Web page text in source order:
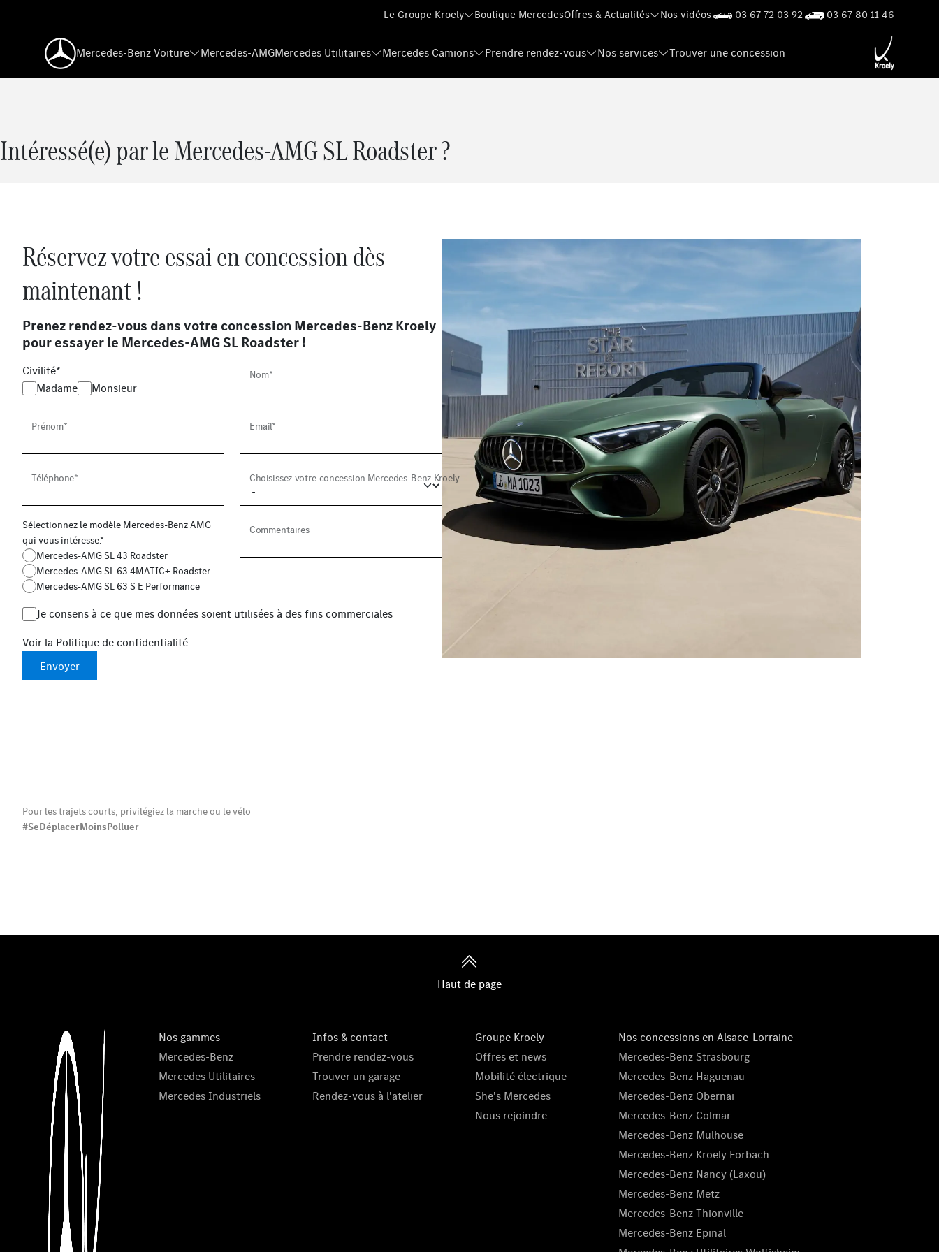
Le Groupe Kroely Boutique MercedesOffres & Actualités Nos vidéos 03 67 72 03 92 03 67 80 11 46
Mercedes-Benz Voiture Mercedes-AMGMercedes Utilitaires Mercedes Camions Prendre rendez-vous Nos services Trouver une concession
Intéressé(e) par le Mercedes-AMG SL Roadster ?
Réservez votre essai en concession dès
maintenant !
Prenez rendez-vous dans votre concession Mercedes-Benz Kroely
pour essayer le Mercedes-AMG SL Roadster !
Civilité*
Madame
Monsieur
Nom*
Prénom* Email*
Téléphone* Choisissez votre concession Mercedes-Benz Kroely
Sélectionnez le modèle Mercedes-Benz AMG
qui vous intéresse.*
Mercedes-AMG SL 43 Roadster
Mercedes-AMG SL 63 4MATIC+ Roadster
Mercedes-AMG SL 63 S E Performance
Commentaires
Je consens à ce que mes données soient utilisées à des fins commerciales
Voir la Politique de confidentialité.
Envoyer
Pour les trajets courts, privilégiez la marche ou le vélo
#SeDéplacerMoinsPolluer
Haut de page
Nos gammes
Mercedes-Benz
Mercedes Utilitaires
Mercedes Industriels
Infos & contact
Prendre rendez-vous
Trouver un garage
Rendez-vous à l'atelier
Groupe Kroely
Offres et news
Mobilité électrique
She's Mercedes
Nous rejoindre
Nos concessions en Alsace-Lorraine
Mercedes-Benz Strasbourg
Mercedes-Benz Haguenau
Mercedes-Benz Obernai
Mercedes-Benz Colmar
Mercedes-Benz Mulhouse
Mercedes-Benz Kroely Forbach
Mercedes-Benz Nancy (Laxou)
Mercedes-Benz Metz
Mercedes-Benz Thionville
Mercedes-Benz Epinal